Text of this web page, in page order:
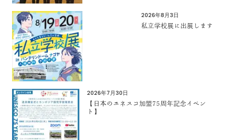
2026年8月3日
私立学校展に出展します
2026年7月30日
【日本のユネスコ加盟75周年記念イベン
ト】